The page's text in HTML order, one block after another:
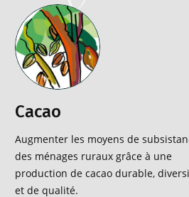
Cacao
Augmenter les moyens de
des ménages ruraux grâce à une
production de cacao durable,
et de qualité.